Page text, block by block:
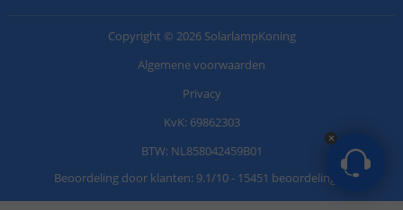
Copyright © 2026 SolarlampKoning
Algemene voorwaarden
Privacy
KvK: 69862303
BTW: NL858042459B01
Beoordeling door klanten: 9.1/10- 15451 beoordelingen